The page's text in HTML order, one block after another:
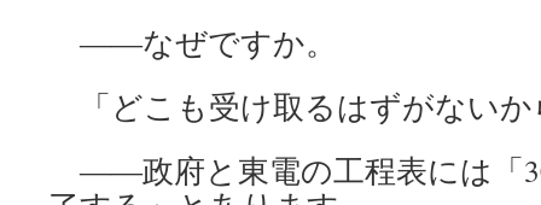
――なぜですか。
「どこも受け取るはずがないか
――政府と東電の工程表には「